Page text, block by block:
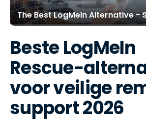
The Best LogMeIn Alternative -
Beste LogMeIn
Rescue-
voor veilige
support 2026